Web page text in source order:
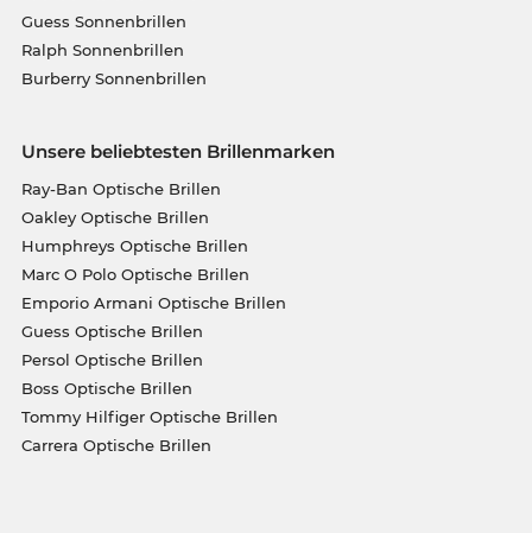
Guess Sonnenbrillen
Ralph Sonnenbrillen
Burberry Sonnenbrillen
Unsere beliebtesten Brillenmarken
Ray-Ban Optische Brillen
Oakley Optische Brillen
Humphreys Optische Brillen
Marc O Polo Optische Brillen
Emporio Armani Optische Brillen
Guess Optische Brillen
Persol Optische Brillen
Boss Optische Brillen
Tommy Hilfiger Optische Brillen
Carrera Optische Brillen